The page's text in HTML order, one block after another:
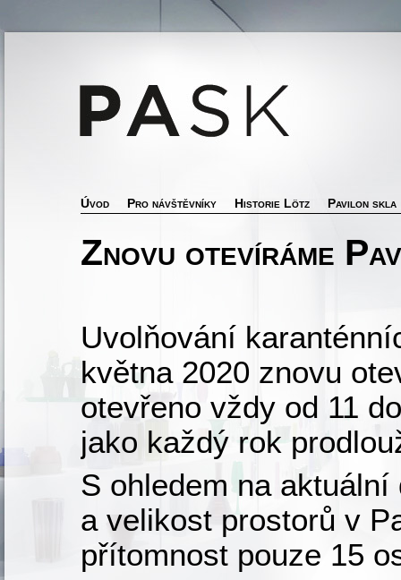
Úvod Pro návštěvníky Historie Lötz Pavilon skla
Znovu otevíráme
Uvolňování
května 2020 znovu
otevřeno vždy od 11
jako každý rok
S ohledem na
a velikost prostorů v
přítomnost pouze 15